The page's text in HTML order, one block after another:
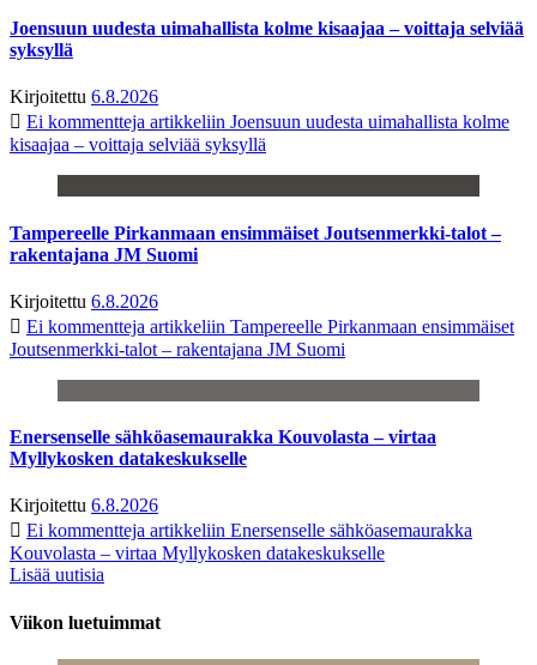
Joensuun uudesta uimahallista kolme kisaajaa – voittaja selviää
syksyllä
Kirjoitettu 6.8.2026
Ei kommentteja artikkeliin Joensuun uudesta uimahallista kolme
kisaajaa – voittaja selviää syksyllä
Tampereelle Pirkanmaan ensimmäiset Joutsenmerkki-talot –
rakentajana JM Suomi
Kirjoitettu 6.8.2026
Ei kommentteja artikkeliin Tampereelle Pirkanmaan ensimmäiset
Joutsenmerkki-talot – rakentajana JM Suomi
Enersenselle sähköasemaurakka Kouvolasta – virtaa
Myllykosken datakeskukselle
Kirjoitettu 6.8.2026
Ei kommentteja artikkeliin Enersenselle sähköasemaurakka
Kouvolasta – virtaa Myllykosken datakeskukselle
Lisää uutisia
Viikon luetuimmat